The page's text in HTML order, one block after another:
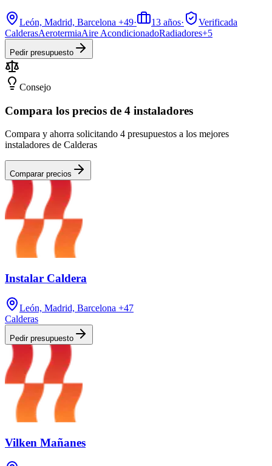
León, Madrid, Barcelona +49· 13 años·
Verificada
CalderasAerotermiaAire AcondicionadoRadiadores+5
Pedir presupuesto
Consejo
Compara los precios de 4 instaladores
Compara y ahorra solicitando 4 presupuestos a los mejores
instaladores de Calderas
Comparar precios
Instalar Caldera
León, Madrid, Barcelona +47
Calderas
Pedir presupuesto
Vilken Mañanes